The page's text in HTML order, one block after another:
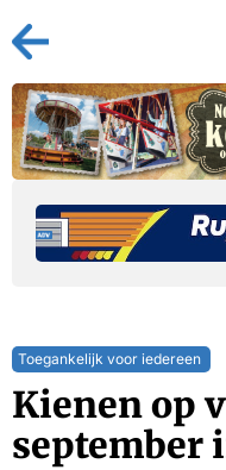
Toegankelijk voor iedereen
Kienen op
september